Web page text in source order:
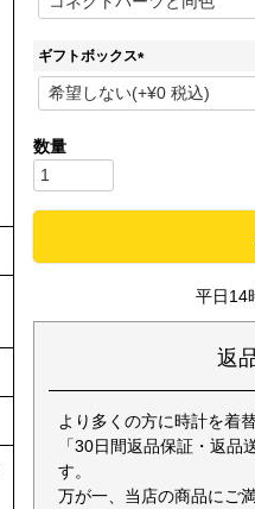
必
ギフトボックス
(
必
平日14
返
より多くの方に時計を着
「30日間返品保証・返品
す。
万が一、当店の商品にご